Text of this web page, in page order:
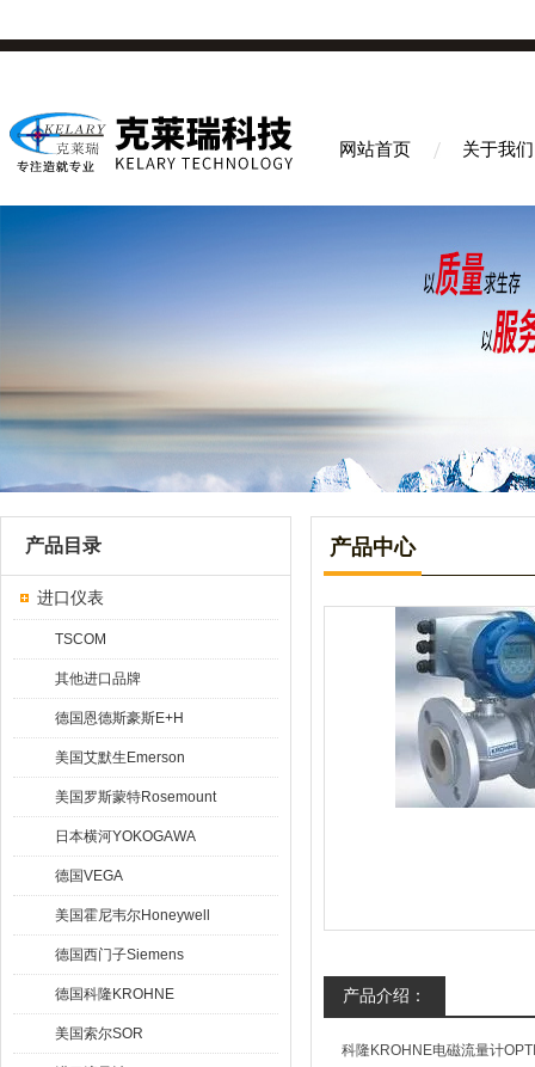
网站首页 关于我们
产品目录
进口仪表
TSCOM
其他进口品牌
德国恩德斯豪斯E+H
美国艾默生Emerson
美国罗斯蒙特Rosemount
日本横河YOKOGAWA
德国VEGA
美国霍尼韦尔Honeywell
德国西门子Siemens
德国科隆KROHNE
美国索尔SOR
产品中心
产品介绍：
科隆KROHNE电磁流量计